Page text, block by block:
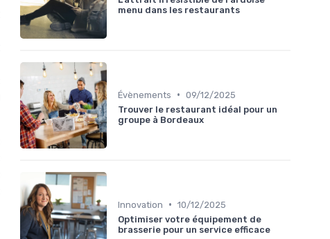
menu dans les restaurants
Évènements • 09/12/2025
Trouver le restaurant idéal pour un
groupe à Bordeaux
Innovation • 10/12/2025
Optimiser votre équipement de
brasserie pour un service efficace